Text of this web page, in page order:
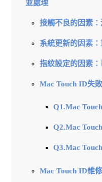
並處理
接觸不良的因素
系統更新的因素
指紋設定的因素
Mac Touch ID失
Q1.Mac
Q2.Mac
Q3.Mac
Mac Touch ID維